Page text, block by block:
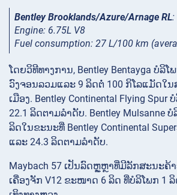
Bentley Brooklands/Azure/Arnage RL:
Engine: 6.75L V8
Fuel consumption: 27 L/100 km
ໂດຍວິທີທາງການ, Bentley Bentayga ບໍລິໂ
ວົງຈອນລວມແລະ 9 ລິດຕໍ່ 100 ກິໂລແມັດໃ
ເມືອງ. Bentley Continental Flying Spur
22.1 ລິດຕາມລໍາດັບ. Bentley Mulsanne
ລິດໃນຂະນະທີ່ Bentley Continental
ແລະ 24.3 ລິດຕາມລໍາດັບ.
Maybach 57 ເປັນລົດຫຼູຫຼາທີ່ມີລັກສະນະຄ້
ເຄື່ອງຈັກ V12 ຂະໜາດ 6 ລິດ ທີ່ບໍລິໂພກ 1